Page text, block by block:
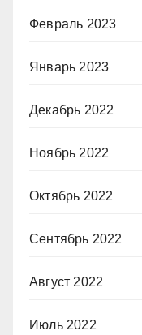
Февраль 2023
Январь 2023
Декабрь 2022
Ноябрь 2022
Октябрь 2022
Сентябрь 2022
Август 2022
Июль 2022